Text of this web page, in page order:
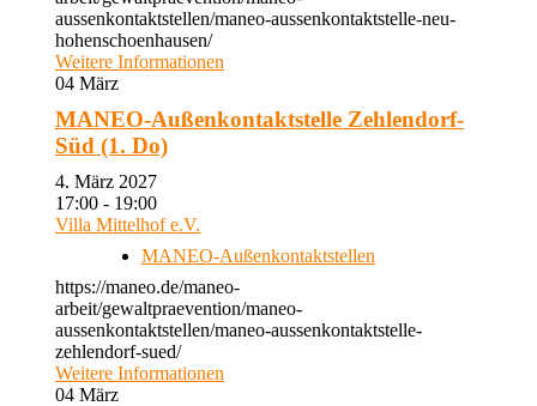
aussenkontaktstellen/maneo-aussenkontaktstelle-neu-
hohenschoenhausen/
Weitere Informationen
04 März
MANEO-Außenkontaktstelle Zehlendorf-
Süd (1. Do)
4. März 2027
17:00 - 19:00
Villa Mittelhof e.V.
MANEO-Außenkontaktstellen
https://maneo.de/maneo-
arbeit/gewaltpraevention/maneo-
aussenkontaktstellen/maneo-aussenkontaktstelle-
zehlendorf-sued/
Weitere Informationen
04 März